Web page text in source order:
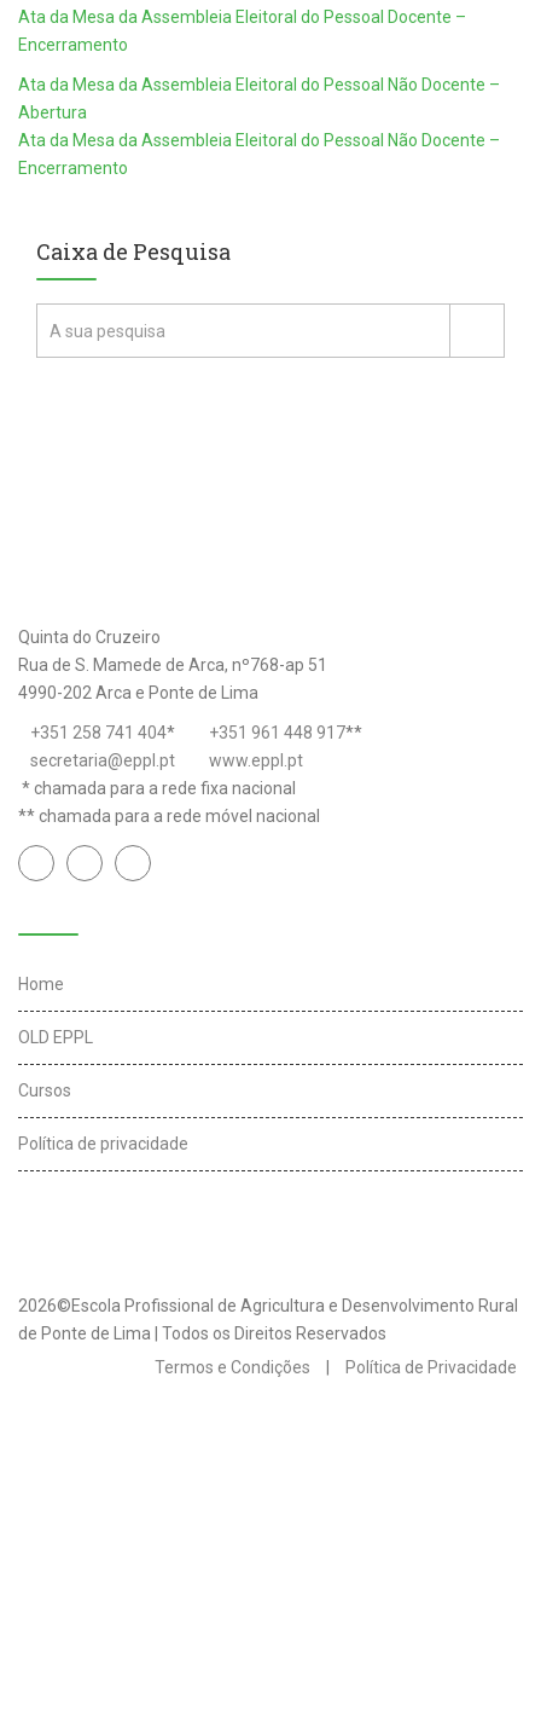
Ata da Mesa da Assembleia Eleitoral do Pessoal Docente –
Encerramento
Ata da Mesa da Assembleia Eleitoral do Pessoal Não Docente –
Abertura
Ata da Mesa da Assembleia Eleitoral do Pessoal Não Docente –
Encerramento
Caixa de Pesquisa
Quinta do Cruzeiro
Rua de S. Mamede de Arca, nº768-ap 51
4990-202 Arca e Ponte de Lima
+351 258 741 404* +351 961 448 917**
secretaria@eppl.pt
www.eppl.pt
* chamada para a rede fixa nacional
** chamada para a rede móvel nacional
Home
OLD EPPL
Cursos
Política de privacidade
2026©Escola Profissional de Agricultura e Desenvolvimento Rural
de Ponte de Lima | Todos os Direitos Reservados
Termos e Condições
Política de Privacidade